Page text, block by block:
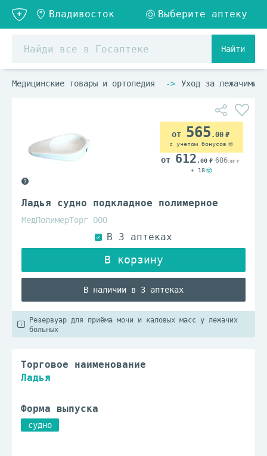
Найти
Медицинские товары и ортопедия Уход за лежачими
Ладья судно подкладное полимерное
МедПолимерТорг ООО
В наличии в 3 аптеках
565 .00
с учетом бонусов
612 .00 686.00
+ 18
Резервуар для приёма мочи и каловых масс у лежачих
больных
Торговое наименование
Ладья
Форма выпуска
судно